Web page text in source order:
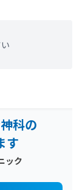
科の
す
ック